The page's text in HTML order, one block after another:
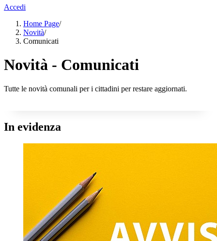
Accedi
Home Page/
Novità/
Comunicati
Novità - Comunicati
Tutte le novità comunali per i cittadini per restare aggiornati.
In evidenza